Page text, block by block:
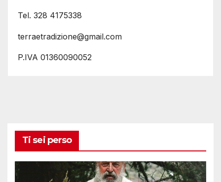
Tel. 328 4175338
terraetradizione@gmail.com
P.IVA 01360090052
Ti sei perso